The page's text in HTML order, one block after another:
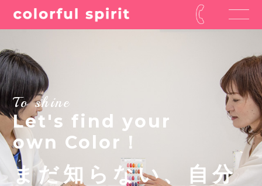
To shine
Let's find your
own Color！
まだ知らない、自分